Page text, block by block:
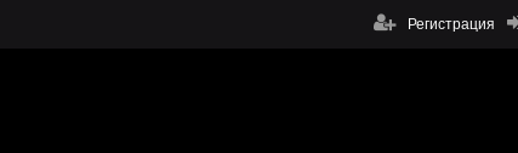
Регистрация